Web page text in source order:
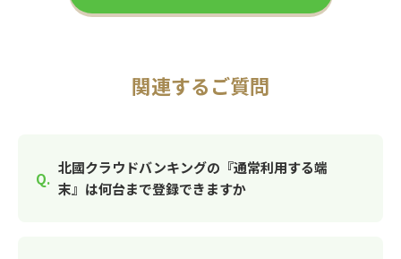
関連するご質問
北國クラウドバンキングの『通常利用する端
末』は何台まで登録できますか